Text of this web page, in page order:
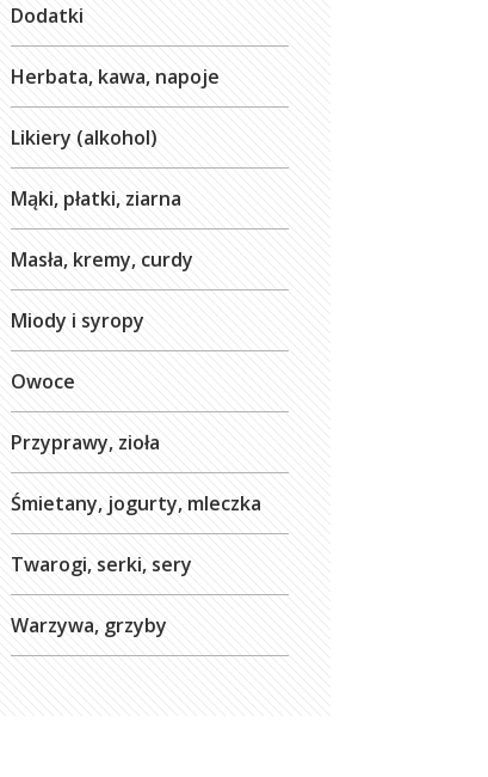
Dodatki
Herbata, kawa, napoje
Likiery (alkohol)
Mąki, płatki, ziarna
Masła, kremy, curdy
Miody i syropy
Owoce
Przyprawy, zioła
Śmietany, jogurty, mleczka
Twarogi, serki, sery
Warzywa, grzyby